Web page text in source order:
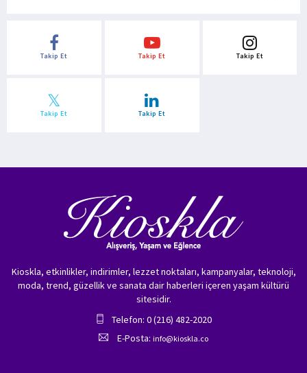
Takip Et Takip Et Takip Et
Takip Et Takip Et
Kioskla, etkinlikler, indirimler, lezzet noktaları, kampanyalar, teknoloji,
moda, trend, güzellik ve sanata dair haberleri içeren yaşam kültürü
sitesidir.
Telefon: 0 (216) 482-2020
E-Posta: info@kioskla.co